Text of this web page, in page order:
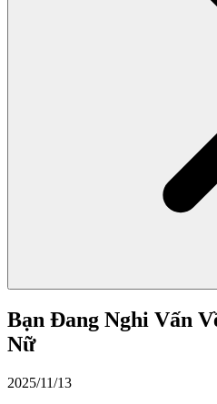
Bạn Đang Nghi Vấn
Nữ
2025/11/13